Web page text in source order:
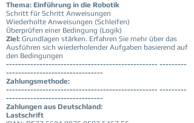
Thema: Einführung in die Robotik
Schritt für Schritt Anweisungen
Wiederholte Anweisungen (Schleifen)
Überprüfen einer Bedingung (Logik)
Ziel: Grundlagen stärken. Erfahren Sie mehr über das
Ausführen sich wiederholender Aufgaben basierend auf
den Bedingungen
-------------------------------------------------- ---------
--------------------------------
Zahlungsmethode:
-------------------------------------------------- ---------
--------------------------------
Zahlungen aus Deutschland:
Lastschrift